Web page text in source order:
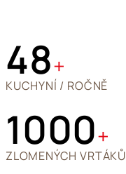
48+
KUCHYNÍ / ROČNĚ
1000+
ZLOMENÝCH VRTÁKŮ